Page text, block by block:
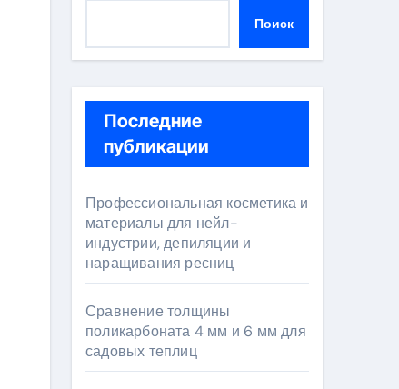
Поиск
Последние
публикации
Профессиональная косметика и
материалы для нейл-
индустрии, депиляции и
наращивания ресниц
Сравнение толщины
поликарбоната 4 мм и 6 мм для
садовых теплиц